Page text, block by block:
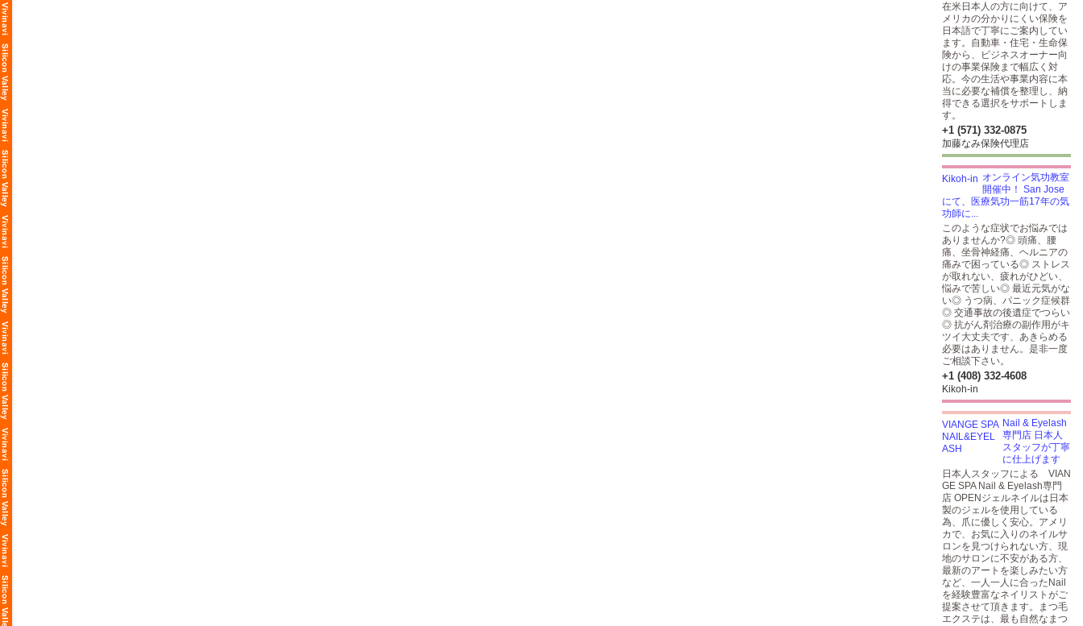
在米日本人の方に向けて、ア
メリカの分かりにくい保険を
日本語で丁寧にご案内してい
ます。自動車・住宅・生命保
険から、ビジネスオーナー向
けの事業保険まで幅広く対
応。今の生活や事業内容に本
当に必要な補償を整理し、納
得できる選択をサポートしま
す。
+1 (571) 332-0875
加藤なみ保険代理店
オンライン気功教室
開催中！ San Jose
にて、医療気功一筋17年の気
功師に...
このような症状でお悩みでは
ありませんか?◎ 頭痛、腰
痛、坐骨神経痛、ヘルニアの
痛みで困っている◎ ストレス
が取れない、疲れがひどい、
悩みで苦しい◎ 最近元気がな
い◎ うつ病、パニック症候群
◎ 交通事故の後遺症でつらい
◎ 抗がん剤治療の副作用がキ
ツイ大丈夫です、あきらめる
必要はありません。是非一度
ご相談下さい。
+1 (408) 332-4608
Kikoh-in
Nail & Eyelash
専門店 日本人
スタッフが丁寧
に仕上げます
日本人スタッフによる VIAN
GE SPA Nail & Eyelash専門
店 OPENジェルネイルは日本
製のジェルを使用している
為、爪に優しく安心。アメリ
カで、お気に入りのネイルサ
ロンを見つけられない方、現
地のサロンに不安がある方、
最新のアートを楽しみたい方
など、一人一人に合ったNail
を経験豊富なネイリストがご
提案させて頂きます。まつ毛
エクステは、最も自然なまつ